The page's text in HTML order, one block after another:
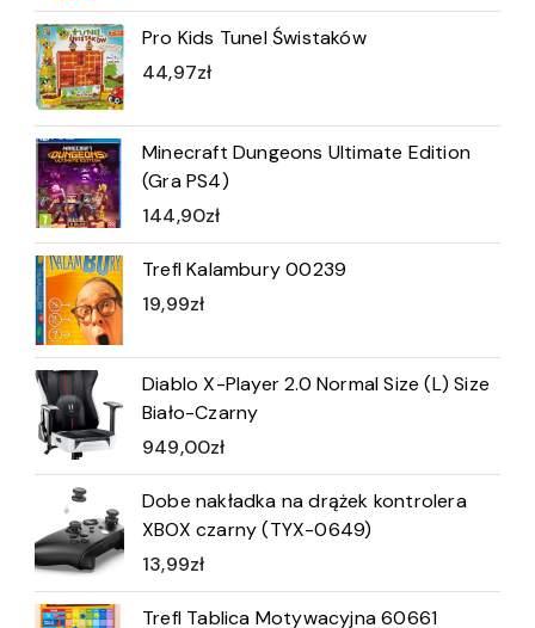
Pro Kids Tunel Świstaków
44,97zł
Minecraft Dungeons Ultimate Edition
(Gra PS4)
144,90zł
Trefl Kalambury 00239
19,99zł
Diablo X-Player 2.0 Normal Size (L) Size
Biało-Czarny
949,00zł
Dobe nakładka na drążek kontrolera
XBOX czarny (TYX-0649)
13,99zł
Trefl Tablica Motywacyjna 60661